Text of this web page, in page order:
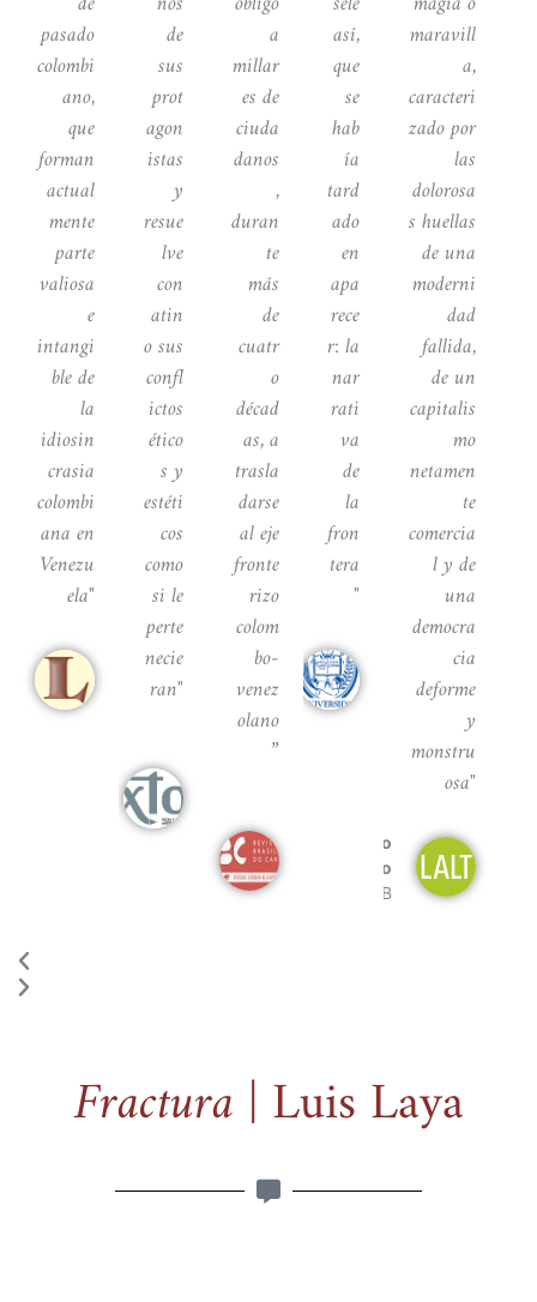
pasado
colombi
ano,
que
forman
actual
mente
parte
valiosa
e
intangi
ble de
la
idiosin
crasia
colombi
ana en
Venezu
ela"
de
sus
prot
agon
istas
y
resue
lve
con
atin
o sus
confl
ictos
ético
s y
estéti
cos
como
si le
perte
necie
ran"
a
millar
es de
ciuda
danos
,
duran
te
más
de
cuatr
o
décad
as, a
trasla
darse
al eje
fronte
rizo
colom
bo-
venez
olano
”
Jose
Romero
así,
que
se
hab
ía
tard
ado
en
apa
rece
r: la
nar
rati
va
de
la
fron
tera
"
Bettina
maravill
a,
caracteri
zado por
las
dolorosa
s huellas
de una
moderni
dad
fallida,
de un
capitalis
mo
netamen
te
comercia
l y de
una
democra
cia
deforme
y
monstru
osa"
Bernardo
Navarro
USB
Fractura | Luis Laya